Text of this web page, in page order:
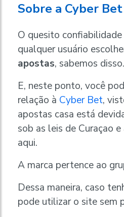
Sobre a Cyber Bet
O quesito
qualquer usuário
apostas, sabemos disso.
E, neste ponto, você
relação à Cyber Bet,
apostas casa está
sob as leis de Curaçao
aqui.
A marca pertence ao
Dessa maneira, caso
pode utilizar o site sem